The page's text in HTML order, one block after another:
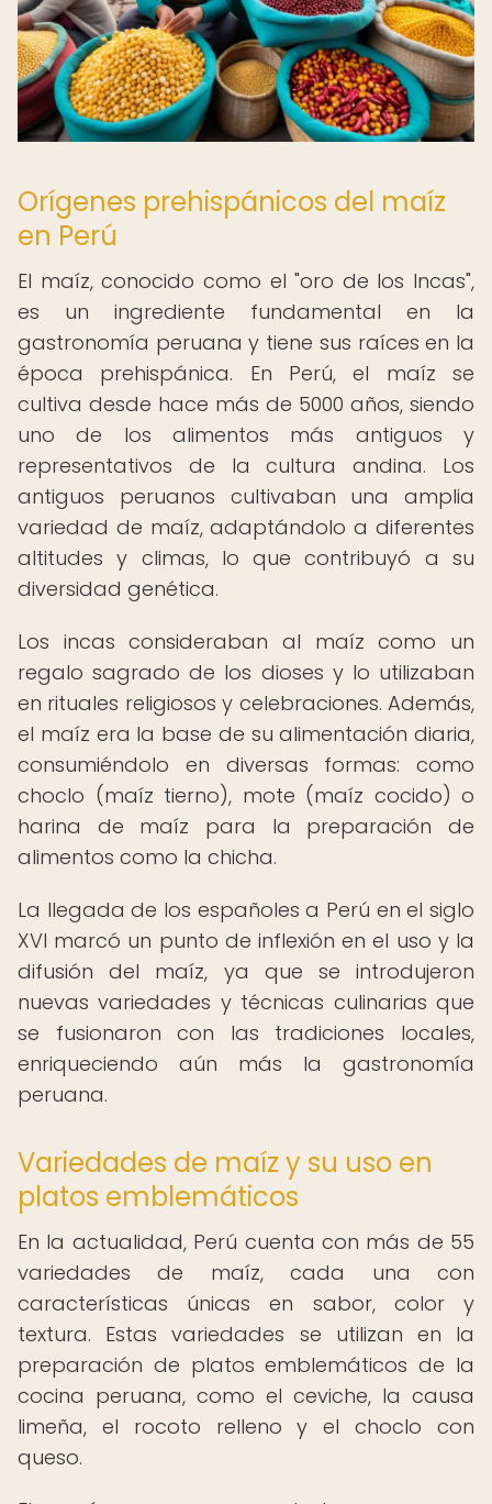
Orígenes prehispánicos del maíz
en Perú
El maíz, conocido como el "oro de los Incas",
es un ingrediente fundamental en la
gastronomía peruana y tiene sus raíces en la
época prehispánica. En Perú, el maíz se
cultiva desde hace más de 5000 años, siendo
uno de los alimentos más antiguos y
representativos de la cultura andina. Los
antiguos peruanos cultivaban una amplia
variedad de maíz, adaptándolo a diferentes
altitudes y climas, lo que contribuyó a su
diversidad genética.
Los incas consideraban al maíz como un
regalo sagrado de los dioses y lo utilizaban
en rituales religiosos y celebraciones. Además,
el maíz era la base de su alimentación diaria,
consumiéndolo en diversas formas: como
choclo (maíz tierno), mote (maíz cocido) o
harina de maíz para la preparación de
alimentos como la chicha.
La llegada de los españoles a Perú en el siglo
XVI marcó un punto de inflexión en el uso y la
difusión del maíz, ya que se introdujeron
nuevas variedades y técnicas culinarias que
se fusionaron con las tradiciones locales,
enriqueciendo aún más la gastronomía
peruana.
Variedades de maíz y su uso en
platos emblemáticos
En la actualidad, Perú cuenta con más de 55
variedades de maíz, cada una con
características únicas en sabor, color y
textura. Estas variedades se utilizan en la
preparación de platos emblemáticos de la
cocina peruana, como el ceviche, la causa
limeña, el rocoto relleno y el choclo con
queso.